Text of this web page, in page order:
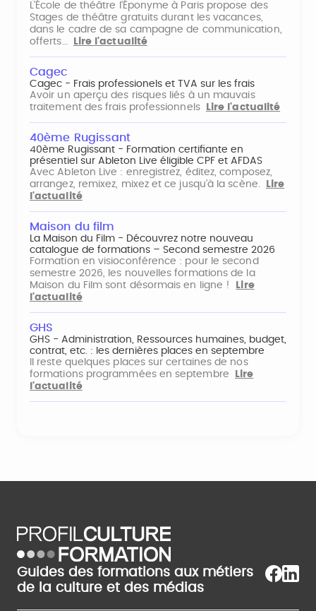
L'École de théâtre l'Éponyme à Paris propose des
Stages de théâtre gratuits durant les vacances,
dans le cadre de sa campagne de communication,
offerts…
Lire l'actualité
Cagec
Cagec - Frais professionels et TVA sur les frais
Avoir un aperçu des risques liés à un mauvais
traitement des frais professionnels
Lire l'actualité
40ème Rugissant
40ème Rugissant - Formation certifiante en
présentiel sur Ableton Live éligible CPF et AFDAS
Avec Ableton Live : enregistrez, éditez, composez,
arrangez, remixez, mixez et ce jusqu'à la scène.
Lire
l'actualité
Maison du film
La Maison du Film - Découvrez notre nouveau
catalogue de formations – Second semestre 2026
Formation en visioconférence : pour le second
semestre 2026, les nouvelles formations de la
Maison du Film sont désormais en ligne !
Lire
l'actualité
GHS
GHS - Administration, Ressources humaines, budget,
contrat, etc. : les dernières places en septembre
Il reste quelques places sur certaines de nos
formations programmées en septembre
Lire
l'actualité
Guides des formations aux métiers
de la culture et des médias